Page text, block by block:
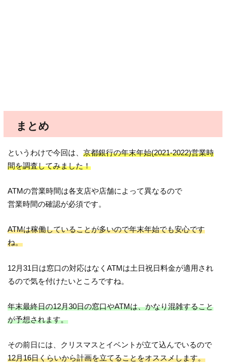
まとめ
というわけで今回は、京都銀行の年末年始(2021-2022)営業時
間を調査してみました！
ATMの営業時間は各支店や店舗によって異なるので
営業時間の確認が必須です。
ATMは稼働していることが多いので年末年始でも安心です
ね。
12月31日は窓口の対応はなくATMは土日祝日料金が適用され
るので気を付けたいところですね。
年末最終日の12月30日の窓口やATMは、かなり混雑すること
が予想されます。
その前日には、クリスマスとイベントが立て込んでいるので
12月16日くらいから計画を立てることをオススメします。